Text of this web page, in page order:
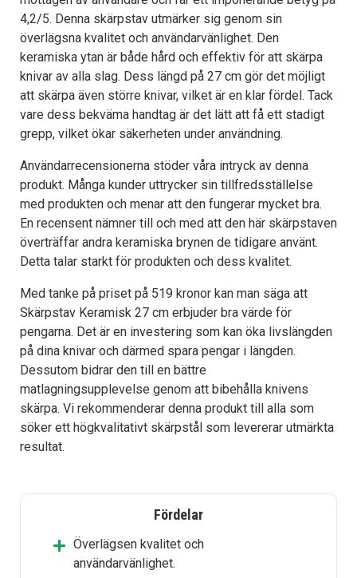
4,2/5. Denna skärpstav utmärker sig genom sin
överlägsna kvalitet och användarvänlighet. Den
keramiska ytan är både hård och effektiv för att skärpa
knivar av alla slag. Dess längd på 27 cm gör det möjligt
att skärpa även större knivar, vilket är en klar fördel. Tack
vare dess bekväma handtag är det lätt att få ett stadigt
grepp, vilket ökar säkerheten under användning.
Användarrecensionerna stöder våra intryck av denna
produkt. Många kunder uttrycker sin tillfredsställelse
med produkten och menar att den fungerar mycket bra.
En recensent nämner till och med att den här skärpstaven
överträffar andra keramiska brynen de tidigare använt.
Detta talar starkt för produkten och dess kvalitet.
Med tanke på priset på 519 kronor kan man säga att
Skärpstav Keramisk 27 cm erbjuder bra värde för
pengarna. Det är en investering som kan öka livslängden
på dina knivar och därmed spara pengar i längden.
Dessutom bidrar den till en bättre
matlagningsupplevelse genom att bibehålla knivens
skärpa. Vi rekommenderar denna produkt till alla som
söker ett högkvalitativt skärpstål som levererar utmärkta
resultat.
Fördelar
Överlägsen kvalitet och
användarvänlighet.